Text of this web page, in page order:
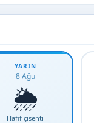
YARIN
8 Ağu
🌦️
Hafif çisenti